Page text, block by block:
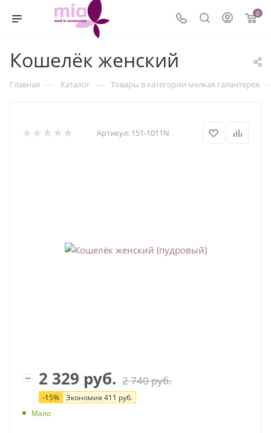
0
Кошелёк женский
Главная — Каталог — Товары в категории мелкая галантерея
Артикул: 151-1011N
2 329 руб. 2 740руб.
-15% Экономия 411 руб.
Мало